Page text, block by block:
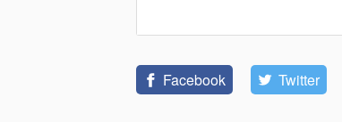
Facebook Twitter